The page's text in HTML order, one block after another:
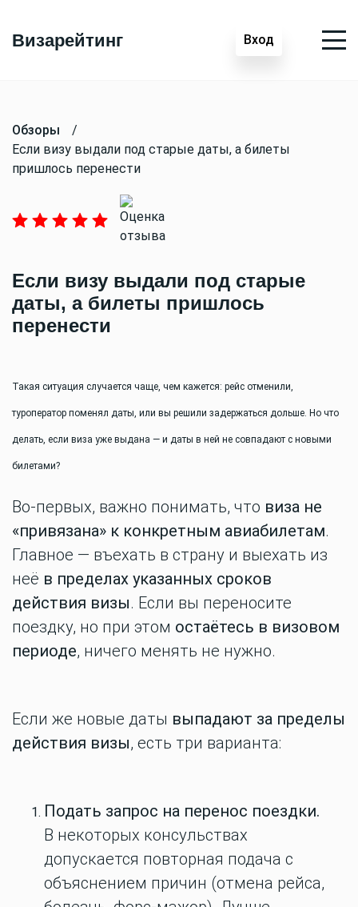
Визарейтинг Вход
Обзоры
/
Если визу выдали под старые даты, а билеты
пришлось перенести
Если визу выдали под старые
даты, а билеты пришлось
перенести
Такая ситуация случается чаще, чем кажется: рейс отменили,
туроператор поменял даты, или вы решили задержаться дольше. Но что
делать, если виза уже выдана — и даты в ней не совпадают с новыми
билетами?
Во-первых, важно понимать, что виза не
«привязана» к конкретным авиабилетам.
Главное — въехать в страну и выехать из
неё в пределах указанных сроков
действия визы. Если вы переносите
поездку, но при этом остаётесь в визовом
периоде, ничего менять не нужно.
Если же новые даты выпадают за пределы
действия визы, есть три варианта:
Подать запрос на перенос поездки.
В некоторых консульствах
допускается повторная подача с
объяснением причин (отмена рейса,